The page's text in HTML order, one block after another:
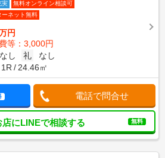
実
無料オンライン相談可
ーネット無料
円
等：3,000円
なし 礼
なし
1R 24.46㎡
電話で問合せ
店にLINEで相談する 無料